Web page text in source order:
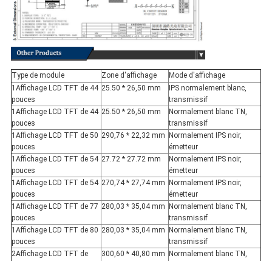
Type de module Zone d'affichage
Mode d'affichage
1Affichage LCD TFT de 44
pouces
25.50 * 26,50 mm
IPS normalement blanc,
transmissif
1Affichage LCD TFT de 44
pouces
25.50 * 26,50 mm
Normalement blanc TN,
transmissif
1Affichage LCD TFT de 50
pouces
290,76 * 22,32 mm Normalement IPS noir,
émetteur
1Affichage LCD TFT de 54
pouces
27.72 * 27.72 mm
Normalement IPS noir,
émetteur
1Affichage LCD TFT de 54
pouces
270,74 * 27,74 mm Normalement IPS noir,
émetteur
1Affichage LCD TFT de 77
pouces
280,03 * 35,04 mm Normalement blanc TN,
transmissif
1Affichage LCD TFT de 80
pouces
280,03 * 35,04 mm Normalement blanc TN,
transmissif
2Affichage LCD TFT de
300,60 * 40,80 mm Normalement blanc TN,